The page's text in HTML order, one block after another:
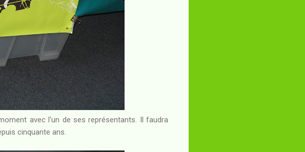
avec l'un de ses représentants. Il faudra
cinquante ans.